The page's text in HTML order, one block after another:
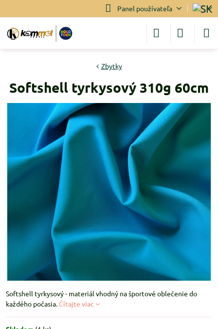
Panel používateľa
Zbytky
Softshell tyrkysový 310g 60cm
Softshell tyrkysový - materiál vhodný na športové oblečenie do
každého počasia. Čítajte viac